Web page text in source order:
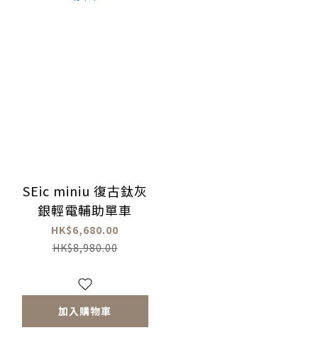
SEic miniu 復古鈦灰
銀輕電輔助單車
HK$6,680.00
HK$8,980.00
加入購物車